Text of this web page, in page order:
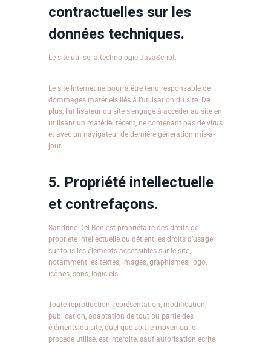
contractuelles sur les
données techniques.
Le site utilise la technologie JavaScript.
Le site Internet ne pourra être tenu responsable de
dommages matériels liés à l’utilisation du site. De
plus, l’utilisateur du site s’engage à accéder au site en
utilisant un matériel récent, ne contenant pas de virus
et avec un navigateur de dernière génération mis-à-
jour.
5. Propriété intellectuelle
et contrefaçons.
Sandrine Del Bon est propriétaire des droits de
propriété intellectuelle ou détient les droits d’usage
sur tous les éléments accessibles sur le site,
notamment les textes, images, graphismes, logo,
icônes, sons, logiciels.
Toute reproduction, représentation, modification,
publication, adaptation de tout ou partie des
éléments du site, quel que soit le moyen ou le
procédé utilisé, est interdite, sauf autorisation écrite